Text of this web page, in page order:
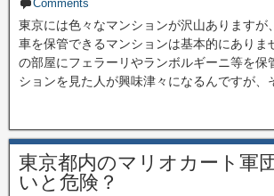
Comments
東京には色々なマンションが沢山ありますが
車を保管できるマンションは基本的にありま
の部屋にフェラーリやランボルギーニ等を保
ションを見た人が興味津々になるんですが、
東京都内のマリオカート軍
いと危険？